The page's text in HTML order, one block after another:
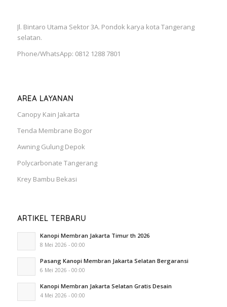
Jl. Bintaro Utama Sektor 3A. Pondok karya kota Tangerang
selatan.
Phone/WhatsApp: 0812 1288 7801
AREA LAYANAN
Canopy Kain Jakarta
Tenda Membrane Bogor
Awning Gulung Depok
Polycarbonate Tangerang
Krey Bambu Bekasi
ARTIKEL TERBARU
Kanopi Membran Jakarta Timur th 2026
8 Mei 2026 - 00:00
Pasang Kanopi Membran Jakarta Selatan Bergaransi
6 Mei 2026 - 00:00
Kanopi Membran Jakarta Selatan Gratis Desain
4 Mei 2026 - 00:00